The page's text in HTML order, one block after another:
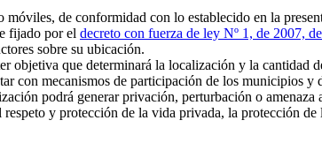
de conformidad con lo establecido en la
fijado por el decreto con fuerza de ley Nº 1, de 2007,
sobre su ubicación.
que determinará la localización y la cantidad
con mecanismos de participación de los municipios
podrá generar privación, perturbación o amenaza
y protección de la vida privada, la protección